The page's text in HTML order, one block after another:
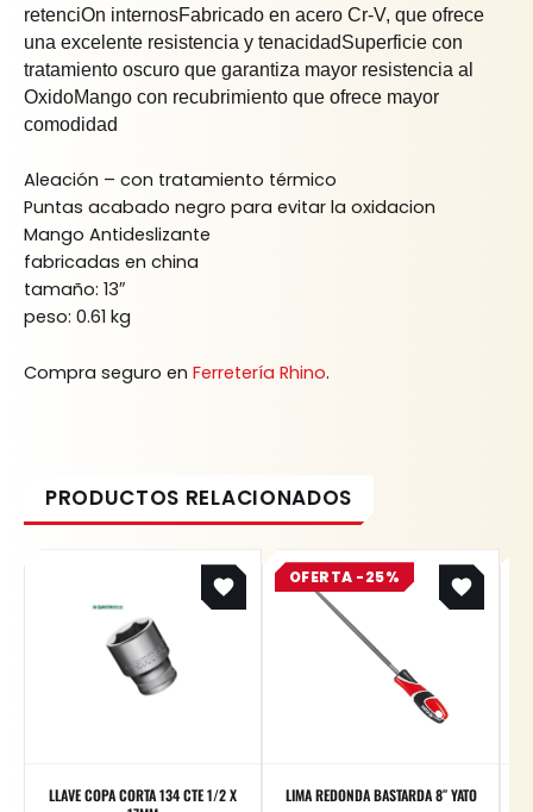
retenciOn internosFabricado en acero Cr-V, que ofrece
una excelente resistencia y tenacidadSuperficie con
tratamiento oscuro que garantiza mayor resistencia al
OxidoMango con recubrimiento que ofrece mayor
comodidad
Aleación – con tratamiento térmico
Puntas acabado negro para evitar la oxidacion
Mango Antideslizante
fabricadas en china
tamaño: 13″
peso: 0.61 kg
Compra seguro en Ferretería Rhino.
LLAVE COPA CORTA 134 CTE 1/2 X
OFERTA -25%
LIMA REDONDA BASTARDA 8″ YATO
Original
price
was:
Current
price
is: